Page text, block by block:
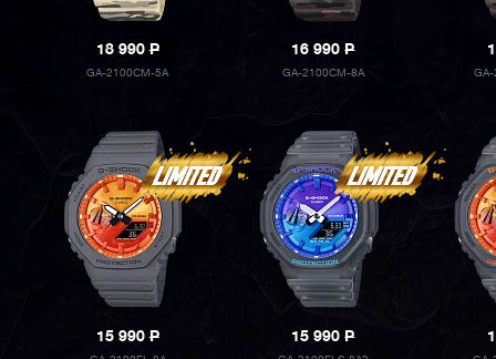
18 990P
GA-2100CM-5A
16 990P
GA-2100CM-8A GA-
15 990P 15 990P